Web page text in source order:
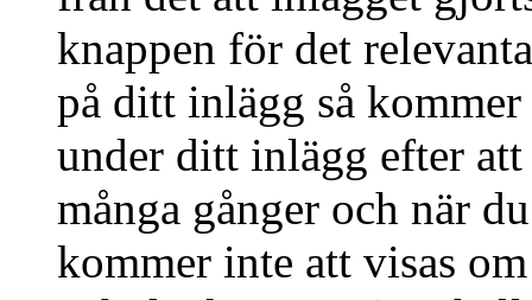
knappen för det
på ditt inlägg så
under ditt inlägg efter
många gånger och när
kommer inte att visas